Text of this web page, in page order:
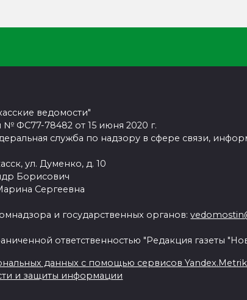
ведомости"
ФС77-78482 от 15 июня 2020 г.
служба по надзору в сфере связи,
ул. Думенко, д. 10
Борисович
Сергеевна
и государственных органов:
ответственностью "Редакция газеты
данных с помощью сервисов
и защиты информации